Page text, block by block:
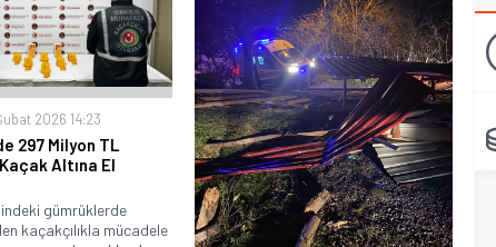
2026 14:23
297 Milyon TL
Altına El
gümrüklerde
kaçakçılıkla mücadele